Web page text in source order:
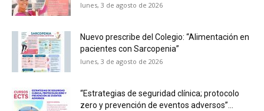
lunes, 3 de agosto de 2026
Nuevo prescribe del Colegio: “Alimentación en
pacientes con Sarcopenia”
lunes, 3 de agosto de 2026
“Estrategias de seguridad clínica; protocolo
zero y prevención de eventos adversos”...